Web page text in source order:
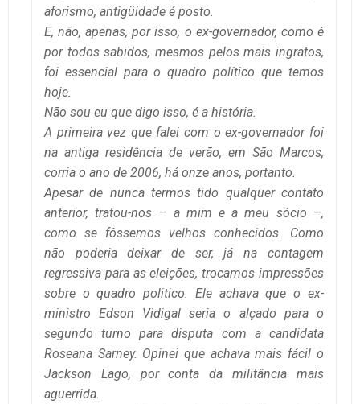
aforismo, antigüidade é posto.
E, não, apenas, por isso, o ex-governador, como é
por todos sabidos, mesmos pelos mais ingratos,
foi essencial para o quadro político que temos
hoje.
Não sou eu que digo isso, é a história.
A primeira vez que falei com o ex-governador foi
na antiga residência de verão, em São Marcos,
corria o ano de 2006, há onze anos, portanto.
Apesar de nunca termos tido qualquer contato
anterior, tratou-nos – a mim e a meu sócio –,
como se fôssemos velhos conhecidos. Como
não poderia deixar de ser, já na contagem
regressiva para as eleições, trocamos impressões
sobre o quadro politico. Ele achava que o ex-
ministro Edson Vidigal seria o alçado para o
segundo turno para disputa com a candidata
Roseana Sarney. Opinei que achava mais fácil o
Jackson Lago, por conta da militância mais
aguerrida.